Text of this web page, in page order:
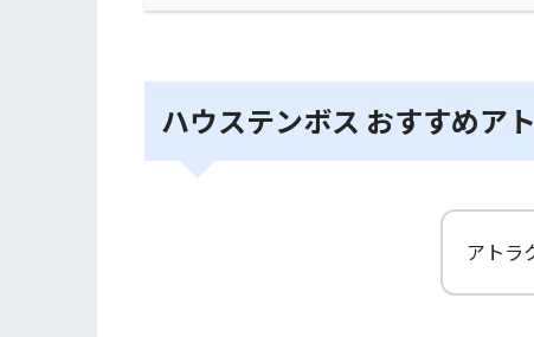
ハウステンボス おすすめア
アトラ